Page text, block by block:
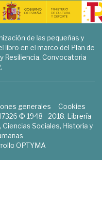
de las pequeñas y
en el marco del Plan de
Resiliencia. Convocatoria
generales
Cookies
© 1948 - 2018. Librería
Sociales, Historia y
OPTYMA